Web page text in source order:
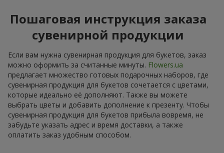
Пошаговая инструкция заказа
сувенирной продукции
Если вам нужна сувенирная продукция для букетов, заказ
можно оформить за считанные минуты. Flowers.ua
предлагает множество готовых подарочных наборов, где
сувенирная продукция для букетов сочетается с цветами,
которые идеально её дополняют. Также вы можете
выбрать цветы и добавить дополнение к презенту. Чтобы
сувенирная продукция для букетов прибыла вовремя, не
забудьте указать адрес и время доставки, а также
оплатить заказ удобным способом.